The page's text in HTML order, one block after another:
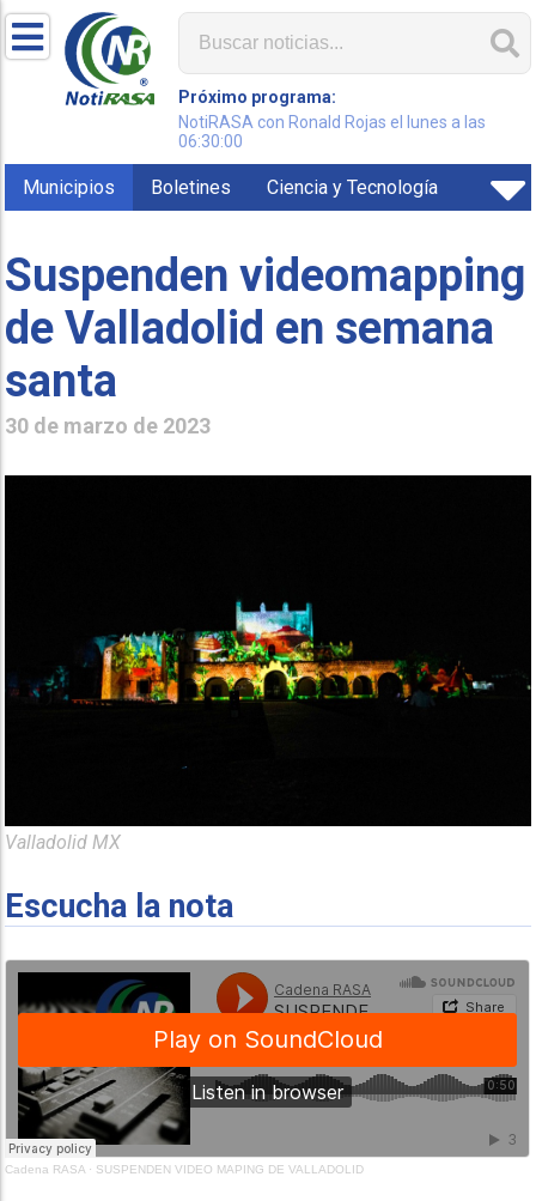
Próximo programa:
NotiRASA con Ronald Rojas el lunes a las
06:30:00
Municipios Boletines Ciencia y Tecnología
Suspenden videomapping
de Valladolid en semana
santa
30 de marzo de 2023
Valladolid MX
Escucha la nota
Cadena RASA · SUSPENDEN VIDEO MAPING DE VALLADOLID